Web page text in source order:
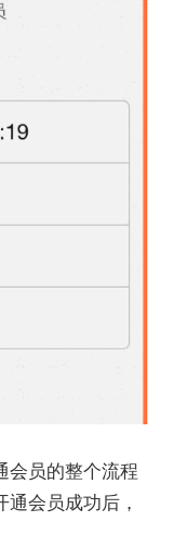
会员的整个流程
会员成功后，